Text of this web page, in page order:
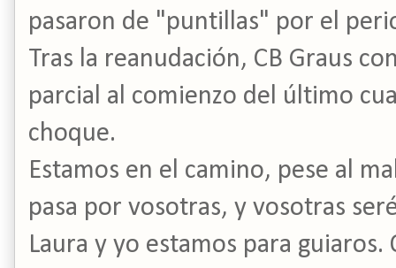
pasaron de "puntillas" por el
Tras la reanudación, CB Graus
parcial al comienzo del último
choque.
Estamos en el camino, pese al
pasa por vosotras, y vosotras
Laura y yo estamos para